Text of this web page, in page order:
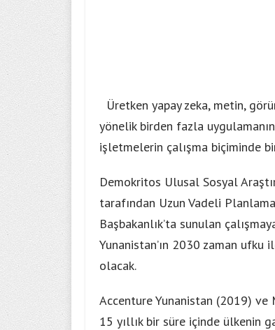
Üretken yapay zeka, metin,
yönelik birden fazla
işletmelerin çalışma biçiminde
Demokritos Ulusal Sosyal
tarafından Uzun Vadeli
Başbakanlık’ta sunulan
Yunanistan’ın 2030 zaman
olacak.
Accenture Yunanistan (2019) ve
15 yıllık bir süre içinde ülkenin